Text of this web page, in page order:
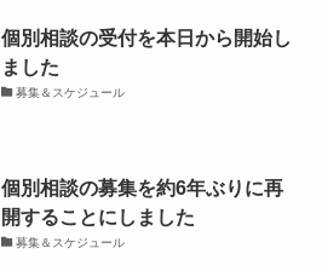
個別相談の受付を本日から開始し
ました
募集＆スケジュール
個別相談の募集を約6年ぶりに再
開することにしました
募集＆スケジュール